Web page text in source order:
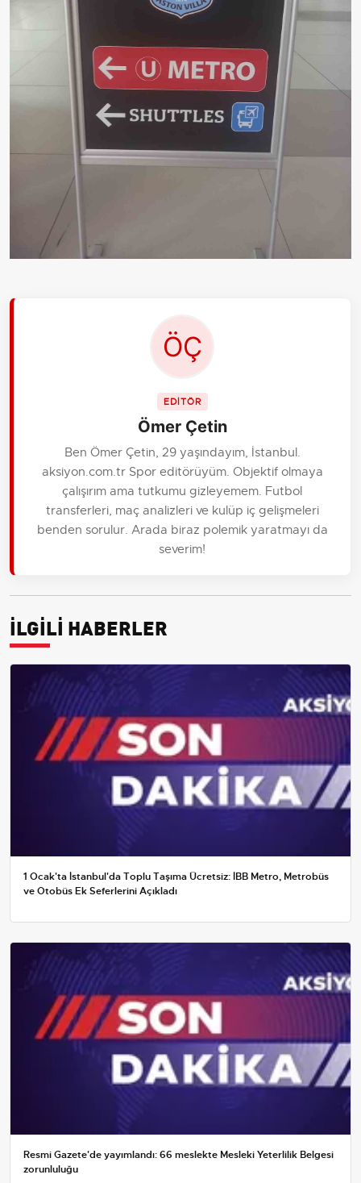
EDİTÖR
Ömer Çetin
Ben Ömer Çetin, 29 yaşındayım, İstanbul.
aksiyon.com.tr Spor editörüyüm. Objektif olmaya
çalışırım ama tutkumu gizleyemem. Futbol
transferleri, maç analizleri ve kulüp iç gelişmeleri
benden sorulur. Arada biraz polemik yaratmayı da
severim!
İLGİLİ HABERLER
1 Ocak'ta İstanbul'da Toplu Taşıma Ücretsiz: İBB Metro, Metrobüs
ve Otobüs Ek Seferlerini Açıkladı
Resmi Gazete'de yayımlandı: 66 meslekte Mesleki Yeterlilik Belgesi
zorunluluğu